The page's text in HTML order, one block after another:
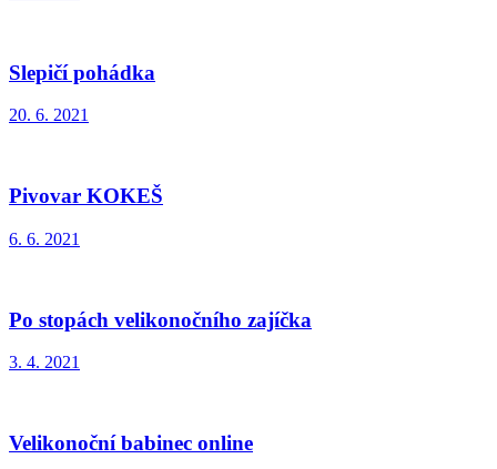
Slepičí pohádka
20. 6. 2021
Pivovar KOKEŠ
6. 6. 2021
Po stopách velikonočního zajíčka
3. 4. 2021
Velikonoční babinec online